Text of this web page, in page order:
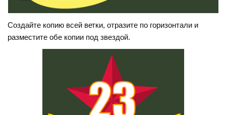
Создайте копию всей ветки, отразите по горизонтали и
разместите обе копии под звездой.